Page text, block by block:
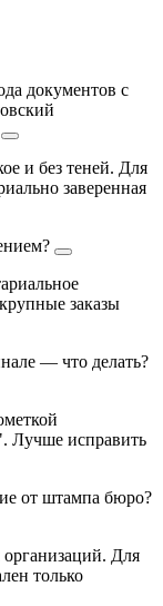
документов с
и без теней. Для
заверенная
заказы
— что делать?
Лучше исправить
от штампа бюро?
Для
только